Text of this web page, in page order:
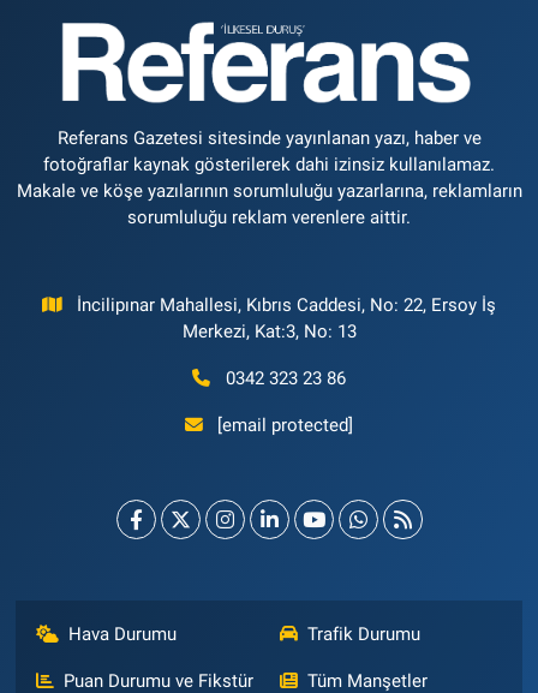
Referans Gazetesi sitesinde yayınlanan yazı, haber ve
fotoğraflar kaynak gösterilerek dahi izinsiz kullanılamaz.
Makale ve köşe yazılarının sorumluluğu yazarlarına, reklamların
sorumluluğu reklam verenlere aittir.
İncilipınar Mahallesi, Kıbrıs Caddesi, No: 22, Ersoy İş
Merkezi, Kat:3, No: 13
0342 323 23 86
[email protected]
Hava Durumu Trafik Durumu
Puan Durumu ve Fikstür Tüm Manşetler